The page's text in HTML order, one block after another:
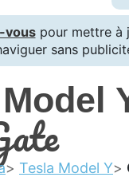
vouspour mettre à
sans
Tesla Model Y